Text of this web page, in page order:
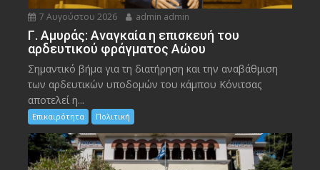
7 Αυγούστου 2026 admin admin
Γ. Αμυράς: Αναγκαία η επισκευή του
αρδευτικού φράγματος Αώου
Σημαντικό βήμα για τη διατήρηση και την αναβάθμιση
των αρδευτικών υποδομών του κάμπου Κόνιτσας
αποτελεί η...
Επικαιρότητα Πολιτική